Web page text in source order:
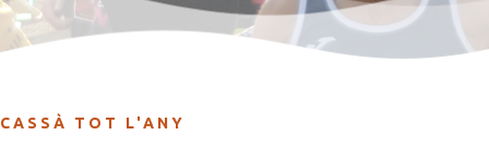
CASSÀ TOT L'ANY